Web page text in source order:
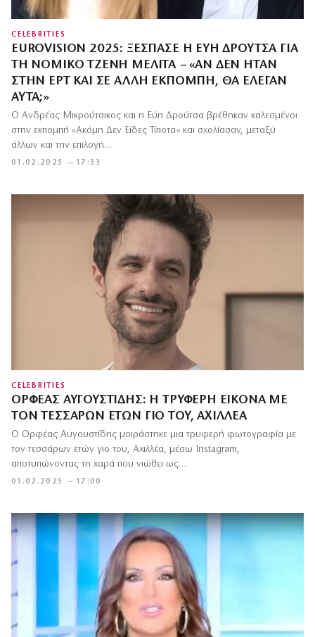
CELEBRITIES
EUROVISION 2025: ΞΈΣΠΑΣΕ Η ΕΎΗ ΔΡΟΎΤΣΑ ΓΙΑ
ΤΗ ΝΟΜΙΚΌ ΤΖΈΝΗ ΜΕΛΙΤΆ – «ΑΝ ΔΕΝ ΉΤΑΝ
ΣΤΗΝ ΕΡΤ ΚΑΙ ΣΕ ΆΛΛΗ ΕΚΠΟΜΠΉ, ΘΑ ΈΛΕΓΑΝ
ΑΥΤΆ;»
01.02.2025 — 17:33
Ο Ανδρέας Μικρούτσικος και η Εύη Δρούτσα βρέθηκαν καλεσμένοι
στην εκπομπή «Ακόμη Δεν Είδες Τίποτα» και σχολίασαν, μεταξύ
άλλων και την επιλογή…
CELEBRITIES
ΟΡΦΈΑΣ ΑΥΓΟΥΣΤΊΔΗΣ: Η ΤΡΥΦΕΡΉ ΕΙΚΌΝΑ ΜΕ
ΤΟΝ ΤΕΣΣΆΡΩΝ ΕΤΏΝ ΓΙΟ ΤΟΥ, ΑΧΙΛΛΈΑ
01.02.2025 — 17:00
Ο Ορφέας Αυγουστίδης μοιράστηκε μια τρυφερή φωτογραφία με
τον τεσσάρων ετών γιο του, Αχιλλέα, μέσω Instagram,
αποτυπώνοντας τη χαρά που νιώθει ως…